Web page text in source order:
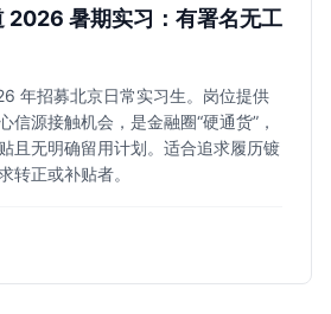
2026 暑期实习：有署名无工
年招募北京日常实习生。岗位提供
信源接触机会，是金融圈“硬通货”，
且无明确留用计划。适合追求履历镀
转正或补贴者。